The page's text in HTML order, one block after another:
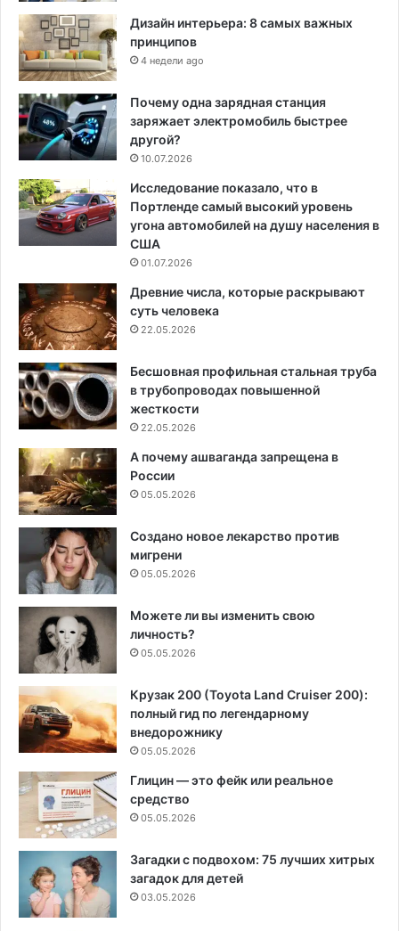
Дизайн интерьера: 8 самых важных
принципов
4 недели ago
Почему одна зарядная станция
заряжает электромобиль быстрее
другой?
10.07.2026
Исследование показало, что в
Портленде самый высокий уровень
угона автомобилей на душу населения в
США
01.07.2026
Древние числа, которые раскрывают
суть человека
22.05.2026
Бесшовная профильная стальная труба
в трубопроводах повышенной
жесткости
22.05.2026
А почему ашваганда запрещена в
России
05.05.2026
Создано новое лекарство против
мигрени
05.05.2026
Можете ли вы изменить свою
личность?
05.05.2026
Крузак 200 (Toyota Land Cruiser 200):
полный гид по легендарному
внедорожнику
05.05.2026
Глицин — это фейк или реальное
средство
05.05.2026
Загадки с подвохом: 75 лучших хитрых
загадок для детей
03.05.2026